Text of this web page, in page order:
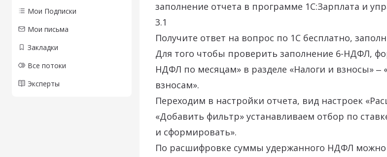
Мои Подписки
Мои письма
Закладки
Все потоки
Эксперты
заполнение отчета в программе 1С:Зарплата и
3.1
Получите ответ на вопрос по 1С бесплатно,
Для того чтобы проверить заполнение 6-НДФЛ,
НДФЛ по месяцам» в разделе «Налоги и взносы» ‒
взносам».
Переходим в настройки отчета, вид настроек
«Добавить фильтр» устанавливаем отбор по
и сформировать».
По расшифровке суммы удержанного НДФЛ можно